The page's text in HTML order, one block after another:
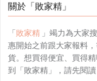
關於「敗家精」
「敗家精 」竭力為大家
惠開始之前跟大家報料
貨。想買得便宜、買得
到「敗家精」，請先閱讀